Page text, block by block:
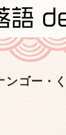
ンゴー・